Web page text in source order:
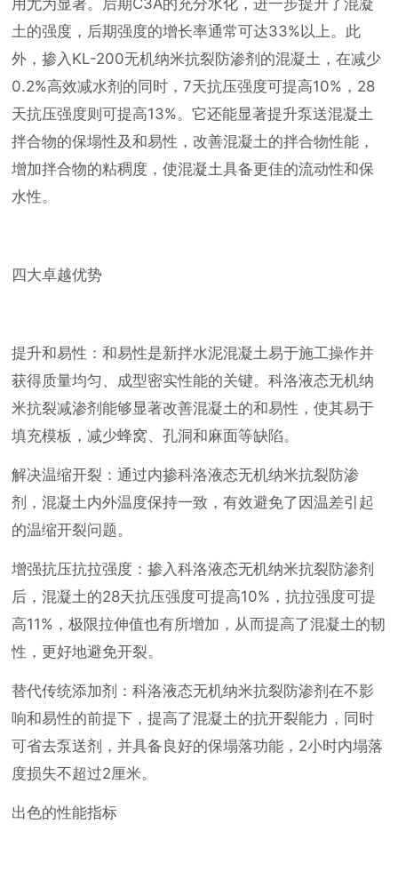
土的强度，后期强度的增长率通常可达33%以上。此
外，掺入KL-200无机纳米抗裂防渗剂的混凝土，在减少
0.2%高效减水剂的同时，7天抗压强度可提高10%，28
天抗压强度则可提高13%。它还能显著提升泵送混凝土
拌合物的保塌性及和易性，改善混凝土的拌合物性能，
增加拌合物的粘稠度，使混凝土具备更佳的流动性和保
水性。
四大卓越优势
提升和易性：和易性是新拌水泥混凝土易于施工操作并
获得质量均匀、成型密实性能的关键。科洛液态无机纳
米抗裂减渗剂能够显著改善混凝土的和易性，使其易于
填充模板，减少蜂窝、孔洞和麻面等缺陷。
解决温缩开裂：通过内掺科洛液态无机纳米抗裂防渗
剂，混凝土内外温度保持一致，有效避免了因温差引起
的温缩开裂问题。
增强抗压抗拉强度：掺入科洛液态无机纳米抗裂防渗剂
后，混凝土的28天抗压强度可提高10%，抗拉强度可提
高11%，极限拉伸值也有所增加，从而提高了混凝土的韧
性，更好地避免开裂。
替代传统添加剂：科洛液态无机纳米抗裂防渗剂在不影
响和易性的前提下，提高了混凝土的抗开裂能力，同时
可省去泵送剂，并具备良好的保塌落功能，2小时内塌落
度损失不超过2厘米。
出色的性能指标